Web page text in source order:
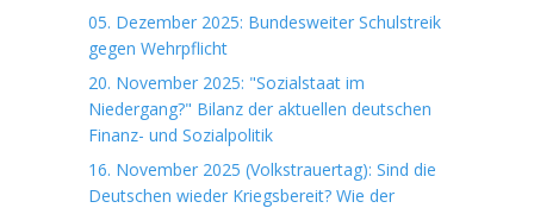
05. Dezember 2025: Bundesweiter Schulstreik
gegen Wehrpflicht
20. November 2025: "Sozialstaat im
Niedergang?" Bilanz der aktuellen deutschen
Finanz- und Sozialpolitik
16. November 2025 (Volkstrauertag): Sind die
Deutschen wieder Kriegsbereit? Wie der